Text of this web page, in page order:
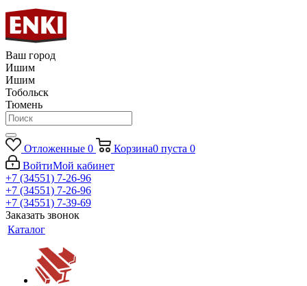
Ваш город
Ишим
Ишим
Тобольск
Тюмень
Отложенные 0 Корзина0 пуста 0
ВойтиМой кабинет
+7 (34551) 7-26-96
+7 (34551) 7-26-96
+7 (34551) 7-39-69
Заказать звонок
Каталог